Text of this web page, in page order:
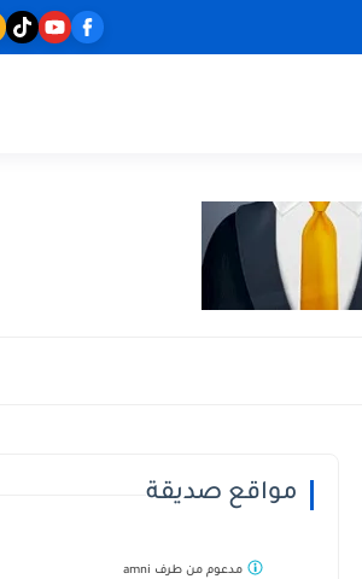
مواقع صديقة
مدعوم من طرف amni